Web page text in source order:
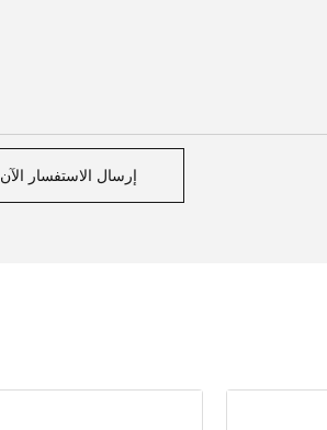
إرسال الاستفسار الآن